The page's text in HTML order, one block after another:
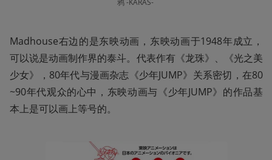
Madhouse右边的是东映动画，东映动画于1948年成立，
可以说是动画制作界的泰斗。代表作有《龙珠》、《光之美
少女》，80年代与漫画杂志《少年JUMP》关系密切，在80
~90年代观众的心中，东映动画与《少年JUMP》的作品基
本上是可以画上等号的。